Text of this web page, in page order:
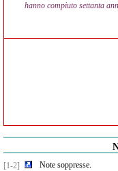
hanno compiuto settanta
[1-2] Note soppresse.